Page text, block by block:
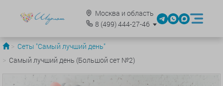
Москва и область
8 (499)444-27-46
Сеты "Самый лучший день"
Самый лучший день (Большой сет №2)